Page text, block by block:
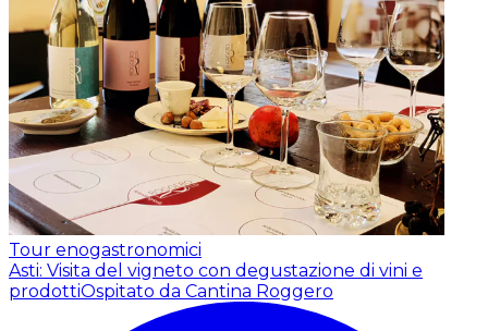
Tour enogastronomici
Asti: Visita del vigneto con degustazione di vini e
prodottiOspitato da Cantina Roggero